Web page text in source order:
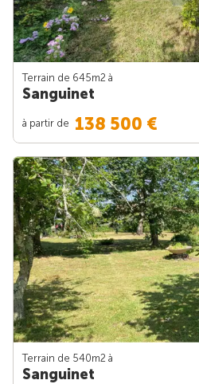
Terrain de 645m2 à
Sanguinet
à partir de 138 500 €
Terrain de 540m2 à
Sanguinet